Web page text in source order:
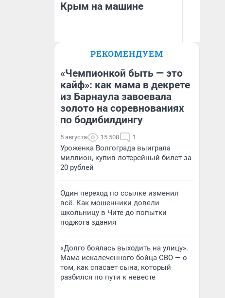
Крым на машине
Анна Скакунова
РЕКОМЕНДУЕМ
«Чемпионкой быть — это
кайф»: как мама в декрете
из Барнаула завоевала
золото на соревнованиях
по бодибилдингу
5 августа 15 508 1
Уроженка Волгограда выиграла
миллион, купив лотерейный билет за
20 рублей
Один переход по ссылке изменил
всё. Как мошенники довели
школьницу в Чите до попытки
поджога здания
«Долго боялась выходить на улицу».
Мама искалеченного бойца СВО — о
том, как спасает сына, который
разбился по пути к невесте